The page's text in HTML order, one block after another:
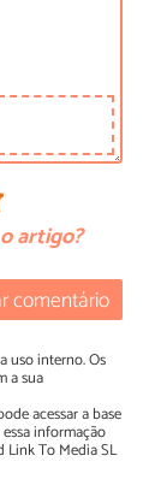
artigo?
comentário
uso interno. Os
a sua
acessar a base
informação
To Media SL